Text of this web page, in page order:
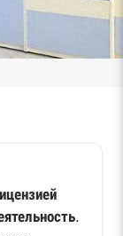
.